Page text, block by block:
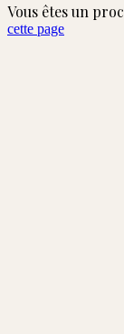
Vous êtes un
cette page